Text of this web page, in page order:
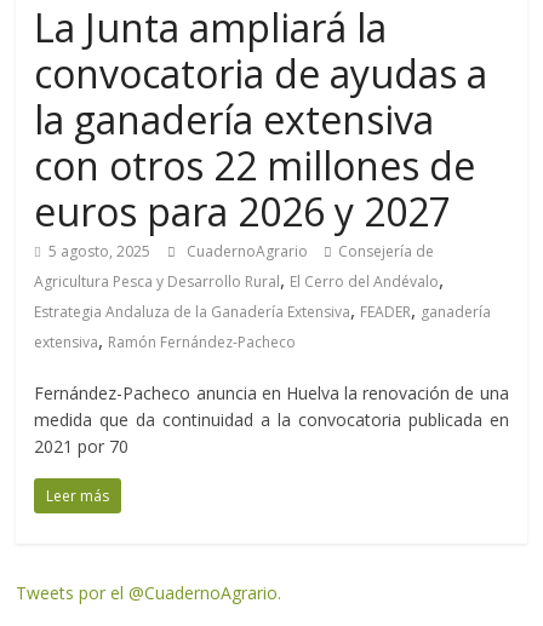
La Junta ampliará la
convocatoria de ayudas a
la ganadería extensiva
con otros 22 millones de
euros para 2026 y 2027
5 agosto, 2025 CuadernoAgrario
Consejería de
Agricultura Pesca y Desarrollo Rural, El Cerro del Andévalo,
Estrategia Andaluza de la Ganadería Extensiva, FEADER, ganadería
extensiva, Ramón Fernández-Pacheco
Fernández-Pacheco anuncia en Huelva la renovación de una
medida que da continuidad a la convocatoria publicada en
2021 por 70
Leer más
Tweets por el @CuadernoAgrario.